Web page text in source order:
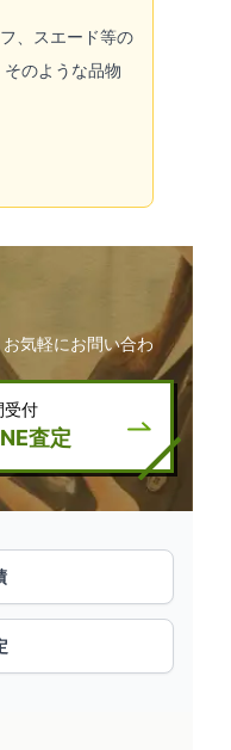
、スエード等の
のような品物
気軽にお問い合わ
受付
査定